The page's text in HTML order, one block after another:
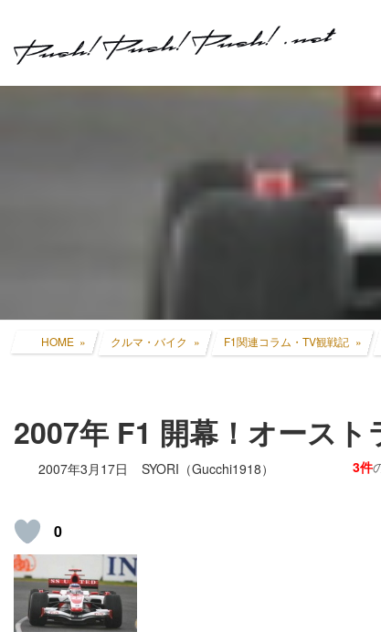
HOME クルマ・バイク F1関連コラム・TV観戦記
2007年 F1 開幕！オースト
2007年3月17日 SYORI（Gucchi1918） 3件
0